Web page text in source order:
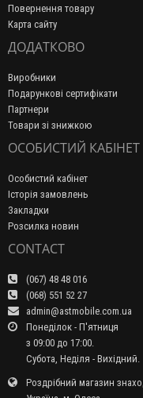
Повернення товару
Карта сайту
ДОДАТКОВО
Виробники
Подарункові сертифікати
Партнери
Товари зі знижкою
ОСОБИСТИЙ КАБІНЕТ
Особистий кабінет
Історія замовлень
Закладки
Розсилка новин
CONTACT
(067) 48 48 016
(068) 551 52 27
admin@astmobile.com.ua
Понеділок - П'ятниця
з 09:00 до 17:00.
Субота, Неділя - Вихідний.
Роздрібний магазин